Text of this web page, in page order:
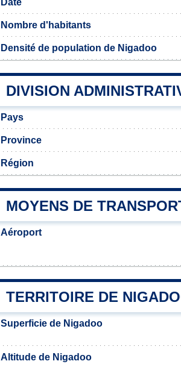
Date
Nombre d'habitants
Densité de population de Nigadoo
DIVISION
Pays
Province
Région
MOYENS DE
Aéroport
TERRITOIRE DE
Superficie de Nigadoo
Altitude de Nigadoo